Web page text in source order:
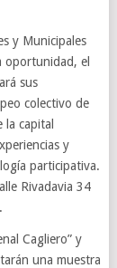
y Municipales
oportunidad, el
sus
colectivo de
capital
y
participativa.
Rivadavia 34
Cagliero” y
una muestra